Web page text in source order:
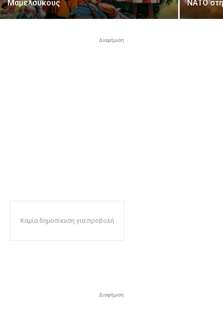
Μαμελούκους
ΝΑΤΟ
Διαφήμιση
Καμία δημοσίευση για προβολή
Διαφήμιση